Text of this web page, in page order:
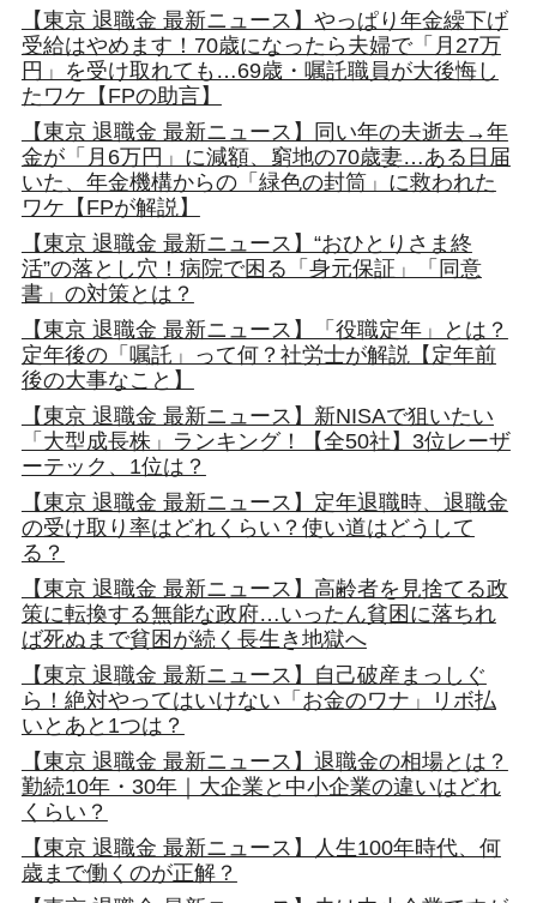
【東京 退職金 最新ニュース】やっぱり年金繰下げ
受給はやめます！70歳になったら夫婦で「月27万
円」を受け取れても…69歳・嘱託職員が大後悔し
たワケ【FPの助言】
【東京 退職金 最新ニュース】同い年の夫逝去→年
金が「月6万円」に減額、窮地の70歳妻…ある日届
いた、年金機構からの「緑色の封筒」に救われた
ワケ【FPが解説】
【東京 退職金 最新ニュース】“おひとりさま終
活”の落とし穴！病院で困る「身元保証」「同意
書」の対策とは？
【東京 退職金 最新ニュース】「役職定年」とは？
定年後の「嘱託」って何？社労士が解説【定年前
後の大事なこと】
【東京 退職金 最新ニュース】新NISAで狙いたい
「大型成長株」ランキング！【全50社】3位レーザ
ーテック、1位は？
【東京 退職金 最新ニュース】定年退職時、退職金
の受け取り率はどれくらい？使い道はどうして
る？
【東京 退職金 最新ニュース】高齢者を見捨てる政
策に転換する無能な政府…いったん貧困に落ちれ
ば死ぬまで貧困が続く長生き地獄へ
【東京 退職金 最新ニュース】自己破産まっしぐ
ら！絶対やってはいけない「お金のワナ」リボ払
いとあと1つは？
【東京 退職金 最新ニュース】退職金の相場とは？
勤続10年・30年｜大企業と中小企業の違いはどれ
くらい？
【東京 退職金 最新ニュース】人生100年時代、何
歳まで働くのが正解？